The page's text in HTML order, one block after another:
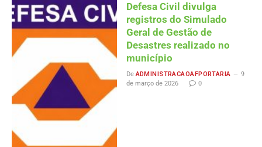
Defesa Civil divulga
registros do Simulado
Geral de Gestão de
Desastres realizado no
município
De ADMINISTRACAOAFPORTARIA
9
de março de 2026
0